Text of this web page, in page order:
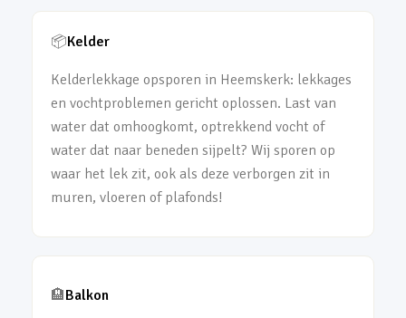
📦Kelder
Kelderlekkage opsporen in Heemskerk: lekkages
en vochtproblemen gericht oplossen. Last van
water dat omhoogkomt, optrekkend vocht of
water dat naar beneden sijpelt? Wij sporen op
waar het lek zit, ook als deze verborgen zit in
muren, vloeren of plafonds!
🏨Balkon